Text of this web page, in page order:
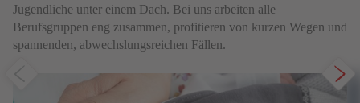
Jugendliche unter einem Dach. Bei uns arbeiten alle
Berufsgruppen eng zusammen, profitieren von kurzen Wegen und
spannenden, abwechslungsreichen Fällen.